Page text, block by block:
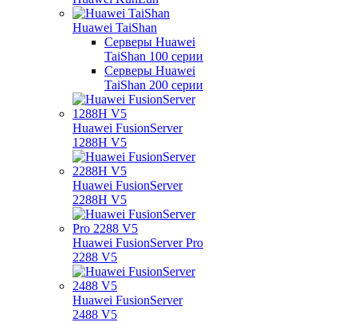
Huawei TaiShan
Серверы Huawei
TaiShan 100 серии
Серверы Huawei
TaiShan 200 серии
Huawei FusionServer
1288H V5
Huawei FusionServer
2288H V5
Huawei FusionServer Pro
2288 V5
Huawei FusionServer
2488 V5